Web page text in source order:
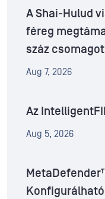
A Shai-Hulud
féreg
száz
Aug 7, 2026
Az
Aug 5, 2026